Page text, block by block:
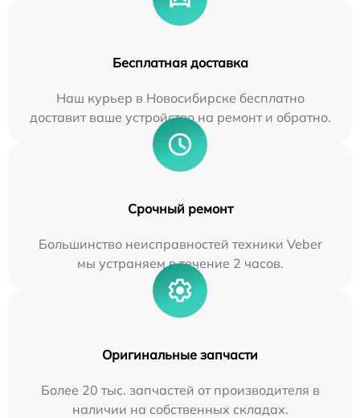
Бесплатная доставка
Наш курьер в Новосибирске бесплатно
доставит ваше устройство на ремонт и обратно.
Срочный ремонт
Большинство неисправностей техники Veber
мы устраняем в течение 2 часов.
Оригинальные запчасти
Более 20 тыс. запчастей от производителя в
наличии на собственных складах.